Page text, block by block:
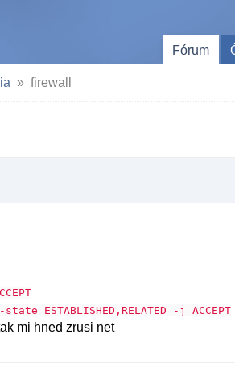
Fórum
firewall
ESTABLISHED,RELATED -j ACCEPT
mi hned zrusi net